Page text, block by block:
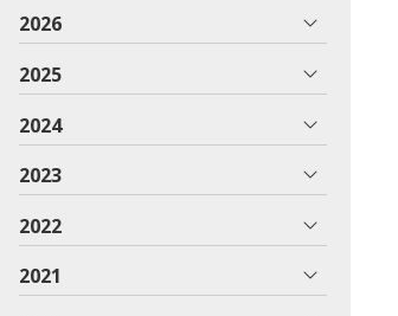
2026
2025
2024
2023
2022
2021